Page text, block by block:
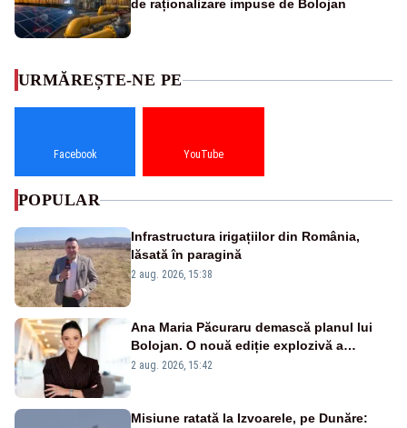
de raționalizare impuse de Bolojan
URMĂREȘTE-NE PE
Facebook YouTube
POPULAR
Infrastructura irigațiilor din România,
lăsată în paragină
2 aug. 2026, 15:38
Ana Maria Păcuraru demască planul lui
Bolojan. O nouă ediție explozivă a
emisiunii „Miza Zilei” la Realitatea PLUS
2 aug. 2026, 15:42
Misiune ratată la Izvoarele, pe Dunăre: